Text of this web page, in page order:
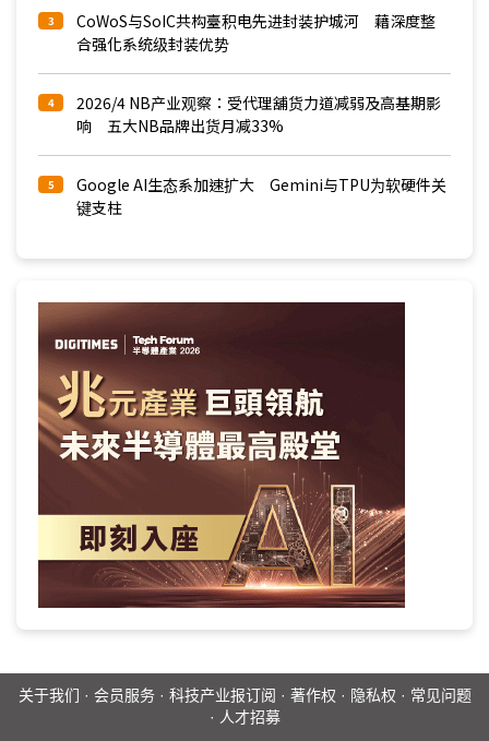
3
CoWoS与SoIC共构臺积电先进封装护城河 藉深度整
合强化系统级封装优势
4
2026/4 NB产业观察：受代理舖货力道减弱及高基期影
响 五大NB品牌出货月减33%
5
Google AI生态系加速扩大 Gemini与TPU为软硬件关
键支柱
关于我们 · 会员服务· 科技产业报订阅 · 著作权 · 隐私权 · 常见问题
· 人才招募